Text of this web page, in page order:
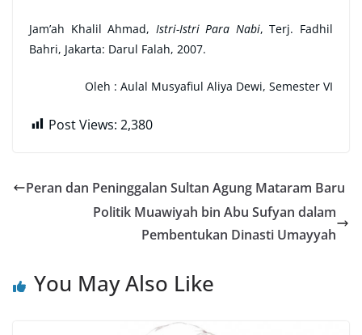
Jam’ah Khalil Ahmad, Istri-Istri Para Nabi, Terj. Fadhil
Bahri, Jakarta: Darul Falah, 2007.
Oleh : Aulal Musyafiul Aliya Dewi, Semester VI
Post Views: 2,380
Peran dan Peninggalan Sultan Agung Mataram Baru
Politik Muawiyah bin Abu Sufyan dalam
Pembentukan Dinasti Umayyah
You May Also Like